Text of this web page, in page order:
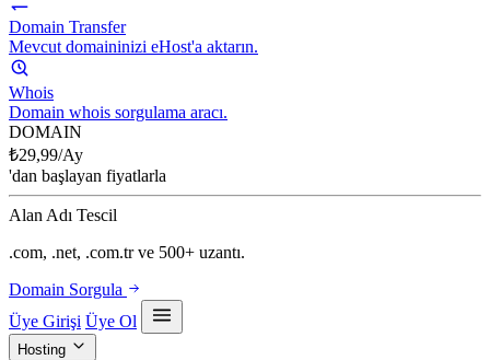
Domain Transfer
Mevcut domaininizi eHost'a aktarın.
Whois
Domain whois sorgulama aracı.
DOMAIN
₺29,99/Ay
'dan başlayan fiyatlarla
Alan Adı Tescil
.com, .net, .com.tr ve 500+ uzantı.
Domain Sorgula
Üye Girişi Üye Ol
Hosting